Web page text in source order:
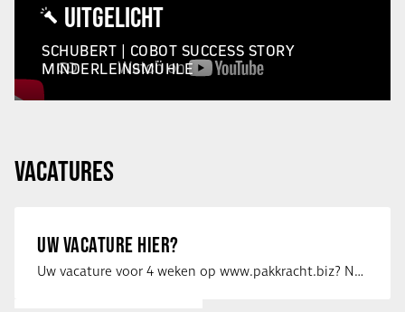
UITGELICHT
SCHUBERT | COBOT SUCCESS STORY
MINDERLEINSMÜHLE
VACATURES
UW VACATURE HIER?
Uw vacature voor 4 weken op www.pakkracht.biz? Neem dan contact op met Yannick van …